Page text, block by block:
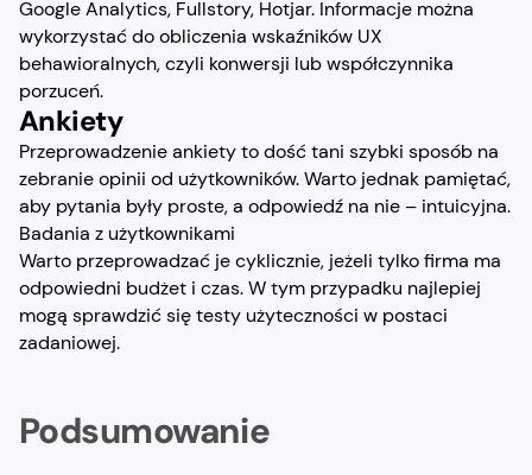
Google Analytics, Fullstory, Hotjar. Informacje można
wykorzystać do obliczenia wskaźników UX
behawioralnych, czyli konwersji lub współczynnika
porzuceń.
Ankiety
Przeprowadzenie ankiety to dość tani szybki sposób na
zebranie opinii od użytkowników. Warto jednak pamiętać,
aby pytania były proste, a odpowiedź na nie – intuicyjna.
Badania z użytkownikami
Warto przeprowadzać je cyklicznie, jeżeli tylko firma ma
odpowiedni budżet i czas. W tym przypadku najlepiej
mogą sprawdzić się testy użyteczności w postaci
zadaniowej.
Podsumowanie